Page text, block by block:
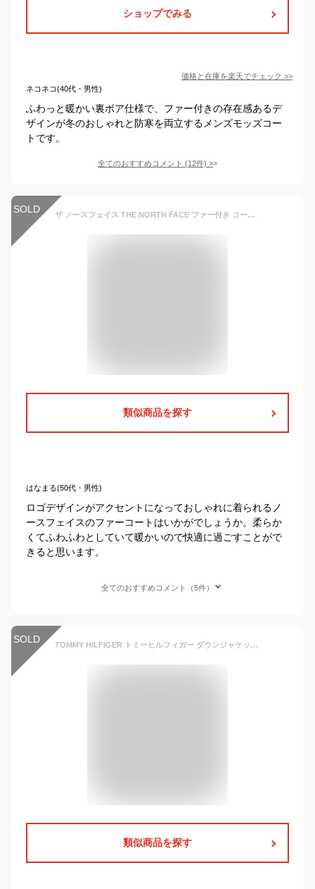
ショップでみる
価格と在庫を楽天でチェック >>
ネコネコ(40代・男性)
ふわっと暖かい裏ボア仕様で、ファー付きの存在感あるデ
ザインが冬のおしゃれと防寒を両立するメンズモッズコー
トです。
全てのおすすめコメント (12件) >
SOLD ザ ノースフェイス THE NORTH FACE ファー付き コート アウター マウンテン ジャケット ナイロン 黒 ベージュ カーキ 防寒 保温 ブランド 大きいサイズ オーバーサイズ おしゃれ かっこいい 人気 秋 冬 小さいサイズ ユニセックス 男女兼用
類似商品を探す
はなまる(50代・男性)
ロゴデザインがアクセントになっておしゃれに着られるノ
ースフェイスのファーコートはいかがでしょうか。柔らか
くてふわふわとしていて暖かいので快適に過ごすことがで
きると思います。
全てのおすすめコメント（5件）
SOLD TOMMY HILFIGER トミーヒルフィガー ダウンジャケット ダウンコート ロングジャケット 159AP468 アウター メンズ USAモデル パファージャケット エコファー 中綿 ジャケット
類似商品を探す